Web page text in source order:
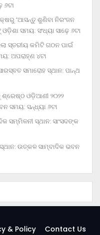
୬ଟା
‘ଆସନ୍ତୁ ଶୁଣିବା ନିରଂଜନ
ସମୟ: ସଂଧ୍ୟା ସାଢ଼େ ୬ଟା
ସ୍ତରୀୟ କମିଟି ଗଠନ ପାଇଁ
ଅପରାହ୍‌ଣ ୪ଟା
ସମାରୋହ ସ୍ଥାନ: ପାନ୍ଥ
ଓଡ଼ିଆଣୀ ୨୦୨୨
ସମୟ: ସନ୍ଧ୍ୟା ୬ଟା
ସମ୍ମିଳନୀ ସ୍ଥାନ: ସାଂସଦଙ୍କ
ସ୍ଥାନ: ଉତ୍କଳ ସାମ୍ବାଦିକ ଭବନ
& Policy Contact Us